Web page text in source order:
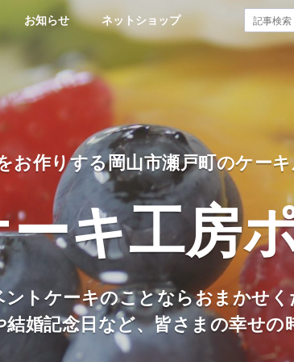
お知らせ ネットショップ
お作りする岡山市瀬戸町のケー
キ工房
トケーキのことならおまかせく
結婚記念日など、皆さまの幸せ